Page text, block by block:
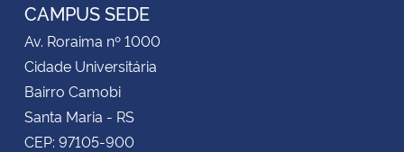
CAMPUS SEDE
Av. Roraima nº 1000
Cidade Universitária
Bairro Camobi
Santa Maria - RS
CEP: 97105-900